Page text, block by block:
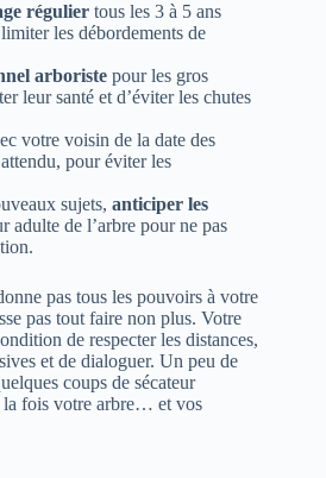
régulier tous les 3 à 5 ans
les débordements de
arboriste pour les gros
leur santé et d’éviter les chutes
votre voisin de la date des
pour éviter les
sujets, anticiper les
adulte de l’arbre pour ne pas
pas tous les pouvoirs à votre
pas tout faire non plus. Votre
de respecter les distances,
et de dialoguer. Un peu de
coups de sécateur
la fois votre arbre… et vos